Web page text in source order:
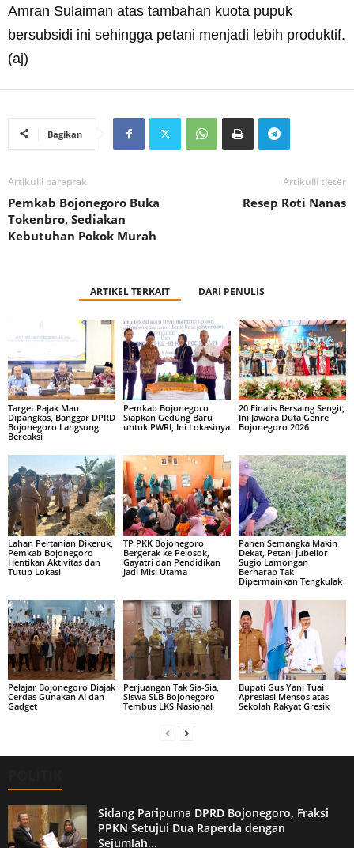
Amran Sulaiman atas tambahan kuota pupuk
bersubsidi ini sehingga petani menjadi lebih produktif.
(aj)
Bagikan
Artikulli paraprak
Pemkab Bojonegoro Buka
Tokenbro, Sediakan
Kebutuhan Pokok Murah
Artikulli tjetër
Resep Roti Nanas
ARTIKEL TERKAIT DARI PENULIS
Target Pajak Mau
Dipangkas, Banggar DPRD
Bojonegoro Langsung
Bereaksi
Pemkab Bojonegoro
Siapkan Gedung Baru
untuk PWRI, Ini Lokasinya
20 Finalis Bersaing Sengit,
Ini Jawara Duta Genre
Bojonegoro 2026
Lahan Pertanian Dikeruk,
Pemkab Bojonegoro
Hentikan Aktivitas dan
Tutup Lokasi
TP PKK Bojonegoro
Bergerak ke Pelosok,
Gayatri dan Pendidikan
Jadi Misi Utama
Panen Semangka Makin
Dekat, Petani Jubellor
Sugio Lamongan
Berharap Tak
Dipermainkan Tengkulak
Pelajar Bojonegoro Diajak
Cerdas Gunakan AI dan
Gadget
Perjuangan Tak Sia-Sia,
Siswa SLB Bojonegoro
Tembus LKS Nasional
Bupati Gus Yani Tuai
Apresiasi Mensos atas
Sekolah Rakyat Gresik
Sidang Paripurna DPRD Bojonegoro, Fraksi
PPKN Setujui Dua Raperda dengan
Sejumlah...